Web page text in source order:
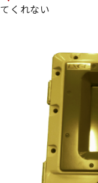
てくれない